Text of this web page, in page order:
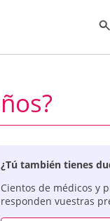
¿Tú también tienes
Cientos de médicos y
responden vuestras